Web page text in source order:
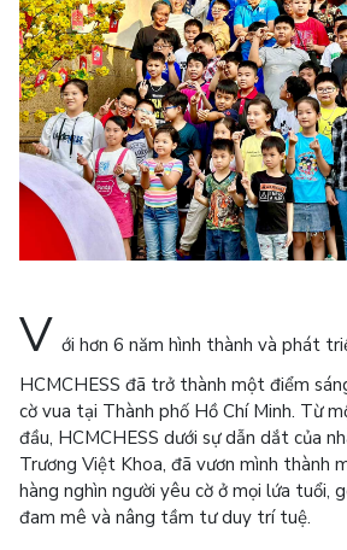
V ới hơn 6 năm hình thành và phát
HCMCHESS đã trở thành một điểm
cờ vua tại Thành phố Hồ Chí Minh. Từ
đầu, HCMCHESS dưới sự dẫn dắt của
Trương Việt Khoa, đã vươn mình thành
hàng nghìn người yêu cờ ở mọi lứa tuổi,
đam mê và nâng tầm tư duy trí tuệ.